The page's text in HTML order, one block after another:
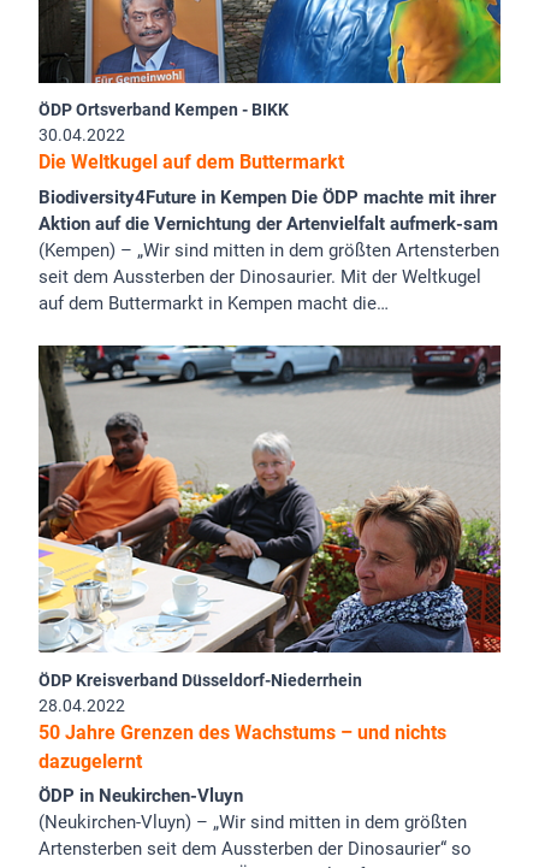
ÖDP Ortsverband Kempen - BIKK
30.04.2022
Die Weltkugel auf dem Buttermarkt
Biodiversity4Future in Kempen Die ÖDP machte mit ihrer
Aktion auf die Vernichtung der Artenvielfalt aufmerk-sam
(Kempen) – „Wir sind mitten in dem größten Artensterben
seit dem Aussterben der Dinosaurier. Mit der Weltkugel
auf dem Buttermarkt in Kempen macht die…
ÖDP Kreisverband Düsseldorf-Niederrhein
28.04.2022
50 Jahre Grenzen des Wachstums – und nichts
dazugelernt
ÖDP in Neukirchen-Vluyn
(Neukirchen-Vluyn) – „Wir sind mitten in dem größten
Artensterben seit dem Aussterben der Dinosaurier“ so